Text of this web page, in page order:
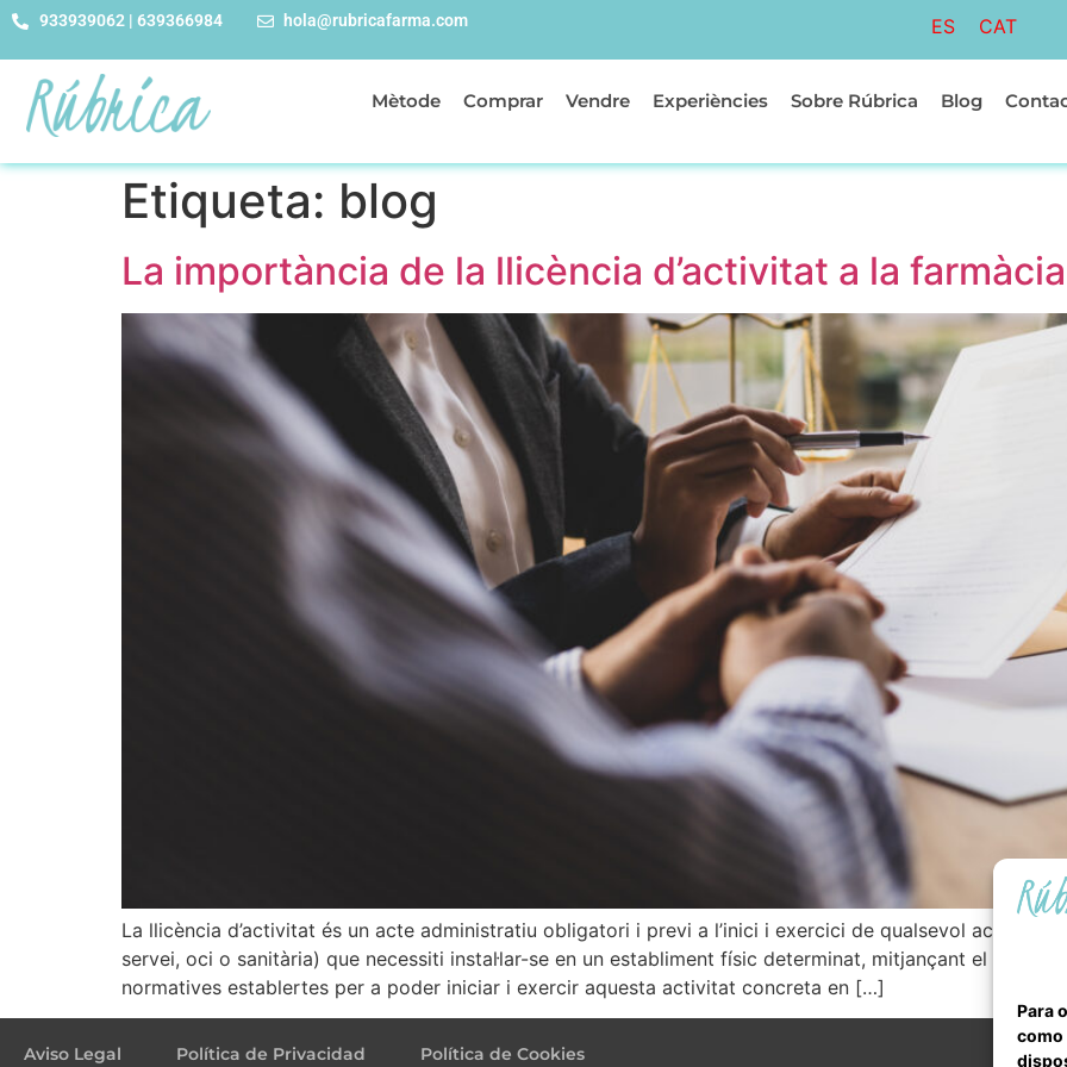
Para
como
933939062 | 639366984 hola@rubricafarma.com ES CAT
Mètode Comprar Vendre Experiències Sobre Rúbrica Blog
Etiqueta: blog
La importància de la llicència d’activitat a la farmàcia
La llicència d’activitat és un acte administratiu obligatori i previ a l’inici i exercici de qualsevol activitat
servei, oci o sanitària) que necessiti instal·lar-se en un establiment físic determinat, mitjançant el qual
normatives establertes per a poder iniciar i exercir aquesta activitat concreta en […]
Aviso Legal Política de Privacidad Política de Cookies